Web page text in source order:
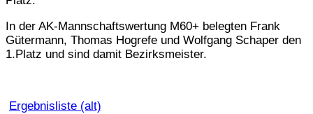
In der AK-Mannschaftswertung M60+ belegten Frank
Gütermann, Thomas Hogrefe und Wolfgang Schaper den
1.Platz und sind damit Bezirksmeister.
Ergebnisliste (alt)